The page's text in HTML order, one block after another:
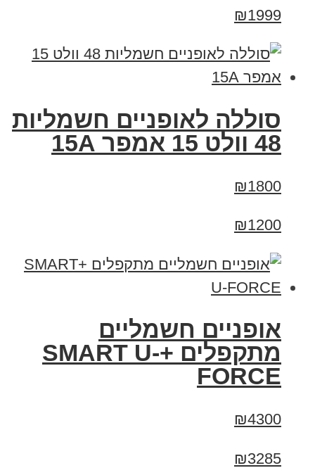
₪1999
סוללה לאופניים חשמליות
48 וולט 15 אמפר 15A
₪1800
₪1200
אופניים חשמליים
מתקפלים +SMART U-
FORCE
₪4300
₪3285